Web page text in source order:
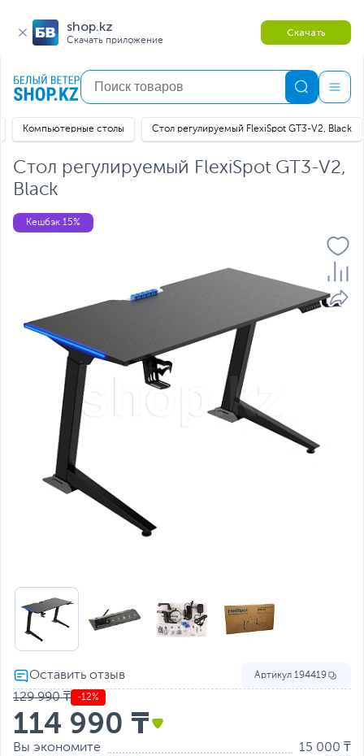
shop.kz
Скачать приложение
Скачать
Компьютерные столы Стол регулируемый FlexiSpot GT3-V2, Black
Стол регулируемый FlexiSpot GT3-V2,
Black
Кешбэк 15%
Артикул 194419
129 990 ₸ -12%
114 990 ₸
Вы экономите
15 000 ₸